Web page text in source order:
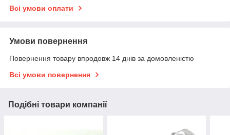
Всі умови оплати
Умови повернення
Повернення товару впродовж 14 днів за домовленістю
Всі умови повернення
Подібні товари компанії